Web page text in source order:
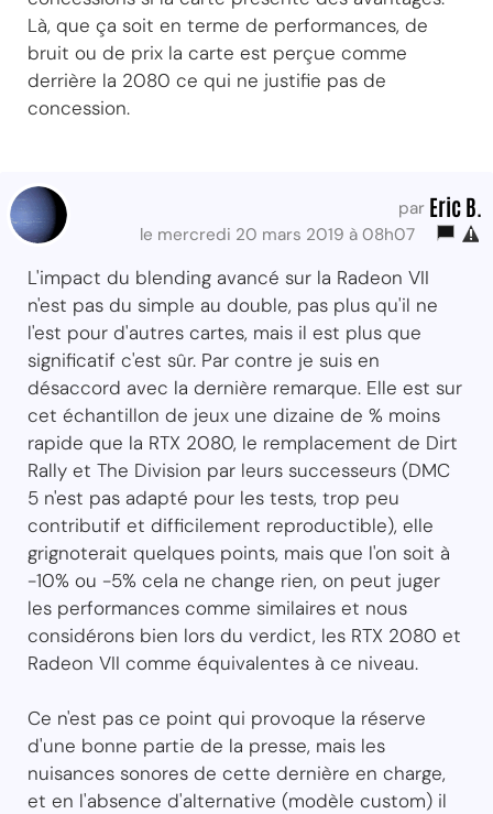
Là, que ça soit en terme de performances, de
bruit ou de prix la carte est perçue comme
derrière la 2080 ce qui ne justifie pas de
concession.
par Eric B.
le mercredi 20 mars 2019 à 08h07
L'impact du blending avancé sur la Radeon VII
n'est pas du simple au double, pas plus qu'il ne
l'est pour d'autres cartes, mais il est plus que
significatif c'est sûr. Par contre je suis en
désaccord avec la dernière remarque. Elle est sur
cet échantillon de jeux une dizaine de % moins
rapide que la RTX 2080, le remplacement de Dirt
Rally et The Division par leurs successeurs (DMC
5 n'est pas adapté pour les tests, trop peu
contributif et difficilement reproductible), elle
grignoterait quelques points, mais que l'on soit à
-10% ou -5% cela ne change rien, on peut juger
les performances comme similaires et nous
considérons bien lors du verdict, les RTX 2080 et
Radeon VII comme équivalentes à ce niveau.
Ce n'est pas ce point qui provoque la réserve
d'une bonne partie de la presse, mais les
nuisances sonores de cette dernière en charge,
et en l'absence d'alternative (modèle custom) il